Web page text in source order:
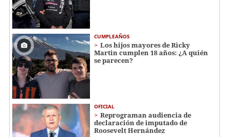
CUMPLEAÑOS
Los hijos mayores de Ricky
Martin cumplen 18 años: ¿A quién
se parecen?
OFICIAL
Reprograman audiencia de
declaración de imputado de
Roosevelt Hernández